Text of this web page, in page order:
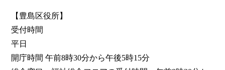
【豊島区役所】
受付時間
平日
開庁時間 午前8時30分から午後5時15分